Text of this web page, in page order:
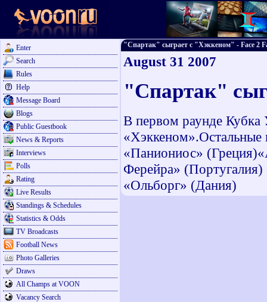
Enter
Search
Rules
Help
Message Board
Blogs
Public Guestbook
News & Reports
Interviews
Polls
Rating
Live Results
Standings & Schedules
Statistics & Odds
TV Broadcasts
Football News
Photo Galleries
Draws
All Champs at VOON
Vacancy Search
"Спартак" сыграет с "Хэккеном" - Face 2
August 31 2007
"Спартак"
В первом раунде
«Паниониос»
Ферейра»
«Ольборг» (Дания)